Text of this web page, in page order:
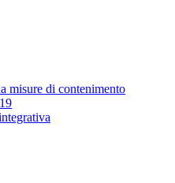
misure di contenimento